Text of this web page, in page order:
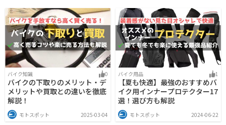
バイク知識 0
バイクの下取りのメリット・デ
メリットや買取との違いを徹底
解説！
モトスポット 2025-03-04
バイク用品 1
【夏も快適】最強のおすすめバ
イク用インナープロテクター17
選！選び方も解説
モトスポット 2024-06-22